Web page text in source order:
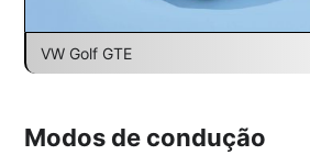
VW Golf GTE
Modos de condução